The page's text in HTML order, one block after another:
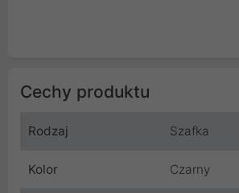
Cechy produktu
Rodzaj Szafka
Kolor Czarny